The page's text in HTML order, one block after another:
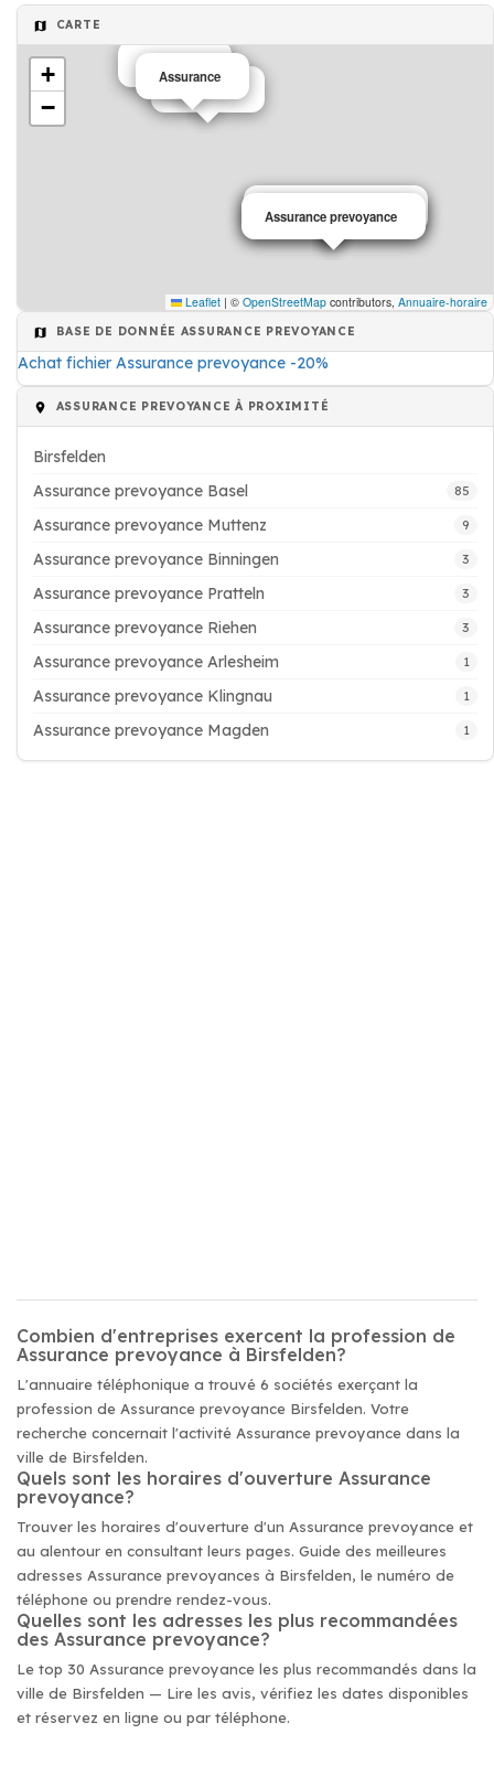
CARTE
Assurance prevoyance
Assurance prevoyance
Assurance prevoyance
Assurance
+
−
Leaflet | © OpenStreetMap contributors, Annuaire-horaire
BASE DE DONNÉE ASSURANCE PREVOYANCE
Achat fichier Assurance prevoyance -20%
ASSURANCE PREVOYANCE À PROXIMITÉ
Birsfelden
Assurance prevoyance Basel
85
Assurance prevoyance Muttenz 9
Assurance prevoyance Binningen 3
Assurance prevoyance Pratteln 3
Assurance prevoyance Riehen 3
Assurance prevoyance Arlesheim 1
Assurance prevoyance Klingnau 1
Assurance prevoyance Magden 1
Combien d'entreprises exercent la profession de
Assurance prevoyance à Birsfelden?
L'annuaire téléphonique a trouvé 6 sociétés exerçant la
profession de Assurance prevoyance Birsfelden. Votre
recherche concernait l'activité Assurance prevoyance dans la
ville de Birsfelden.
Quels sont les horaires d'ouverture Assurance
prevoyance?
Trouver les horaires d'ouverture d'un Assurance prevoyance et
au alentour en consultant leurs pages. Guide des meilleures
adresses Assurance prevoyances à Birsfelden, le numéro de
téléphone ou prendre rendez-vous.
Quelles sont les adresses les plus recommandées
des Assurance prevoyance?
Le top 30 Assurance prevoyance les plus recommandés dans la
ville de Birsfelden — Lire les avis, vérifiez les dates disponibles
et réservez en ligne ou par téléphone.